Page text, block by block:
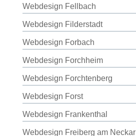
Webdesign Fellbach
Webdesign Filderstadt
Webdesign Forbach
Webdesign Forchheim
Webdesign Forchtenberg
Webdesign Forst
Webdesign Frankenthal
Webdesign Freiberg am Neckar